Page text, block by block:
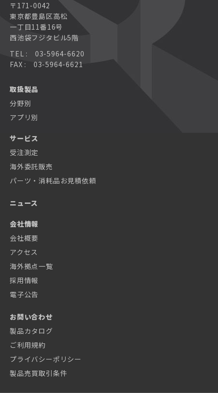
取扱製品
分野別
アプリ別
サービス
受注測定
海外委託販売
パーツ・消耗品お見積依頼
ニュース
会社情報
会社概要
アクセス
海外拠点一覧
採用情報
電子公告
お問い合わせ
製品カタログ
ご利用規約
プライバシーポリシー
製品売買取引条件
〒171-0042
東京都豊島区高松
一丁目11番16号
西池袋フジタビル5階
TEL : 03-5964-6620
FAX : 03-5964-6621